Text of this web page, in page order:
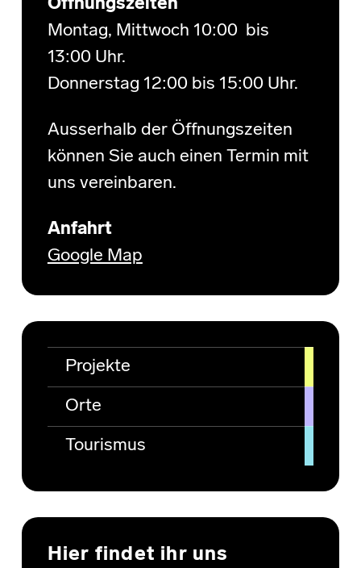
Öffnungszeiten
Montag, Mittwoch 10:00 bis
13:00 Uhr.
Donnerstag 12:00 bis 15:00 Uhr.
Ausserhalb der Öffnungszeiten
können Sie auch einen Termin mit
uns vereinbaren.
Anfahrt
Google Map
Projekte
Orte
Tourismus
Hier findet ihr uns